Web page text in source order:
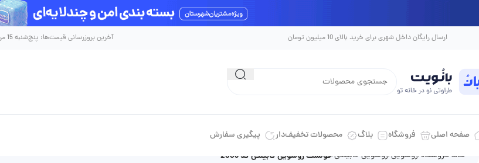
ارسال رایگان داخل شهری برای خرید بالای 10 میلیون تومان آخرین بروزرسانی قیمت‌ها: پنج‌شنبه 15 مرداد
صفحه اصلی فروشگاه بلاگ محصولات تخفیف‌دار پیگیری سفارش
خانه فروشگاه روشویی روشویی کابینتی فولست روشویی کابینتی کد 2003